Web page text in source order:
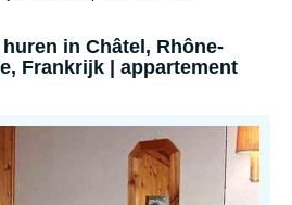
in Châtel, Rhône-
Frankrijk | appartement